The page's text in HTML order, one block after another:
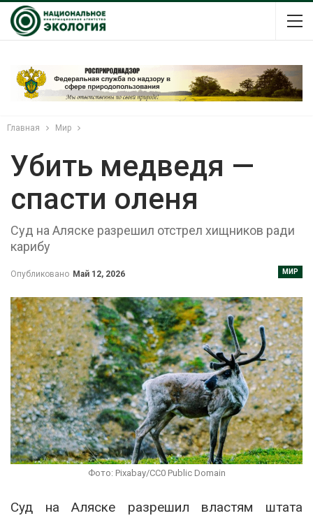
Главная Мир
Убить медведя —
спасти оленя
Суд на Аляске разрешил отстрел хищников ради
карибу
МИР
Опубликовано Май 12, 2026
Фото: Pixabay/CC0 Public Domain
Суд наАляске разрешил властям штата